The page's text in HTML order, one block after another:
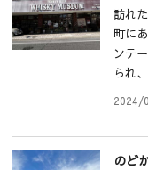
訪れ
町に
ンテ
られ
2024/
のど